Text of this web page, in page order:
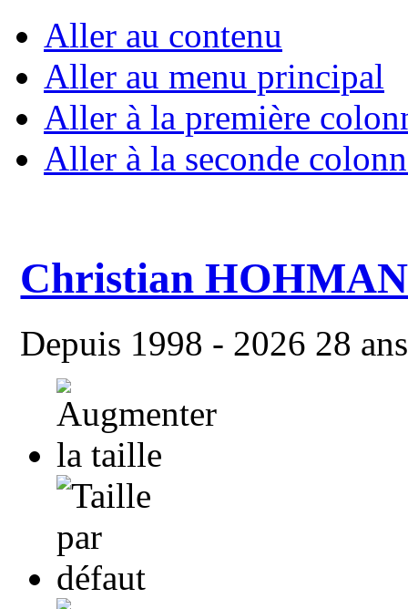
Aller au contenu
Aller au menu principal
Aller à la première
Aller à la seconde
Christian
Depuis 1998 - 2026 28